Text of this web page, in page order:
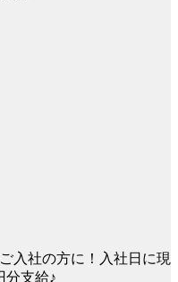
入社の方に！入社日に現
分支給♪